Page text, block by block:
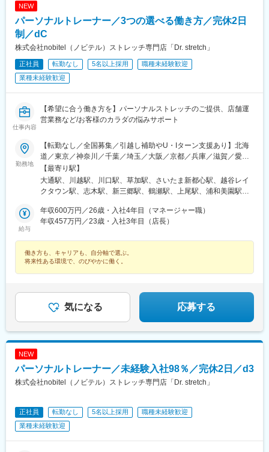
ク駅、肥後橋駅、千里中央駅(大阪モノレール)、桜ノ宮駅、岡本駅
(兵庫県)、甲子園駅、石屋川駅、祇園駅(福岡県)、天神南駅、朝倉
街道駅、平和通駅、元田中駅、奥沢駅、松原駅(東京都)、西太子堂
駅、代官山駅、池ノ上駅、新丸子駅、花隈駅、芦花公園駅、元町
駅(兵庫県)、神戸三宮駅(阪神)、ハーバーランド駅、上野広小路
駅、京王八王子駅、姫路駅、勝どき駅、八丁堀駅(広島県)、岡山駅
前駅、岩本町駅、皆実町六丁目駅、春日駅(東京都)、倉敷市駅、豊
神楽坂駅、蓮沼駅、小川町駅(東京都)、有明駅(東京都)、銀座一丁
目駅、神谷町駅、新宿駅、大崎駅、巣鴨新田駅、高津駅(神奈川
烏丸駅、天王寺駅、大阪城北詰駅、大江橋駅、松屋町駅、住吉駅
(兵庫県・阪神線)、櫛田神社前駅、旦過駅、東北沢駅、神戸三宮駅
(阪急・神戸高速)、三宮駅(神戸新交通)、高速神戸駅、上野御徒町
駅、胡町駅、西川緑道公園駅、末広町駅(東京都)、御幸橋駅、水道
橋駅、豊島園駅(西武線)、高須神社駅
駅、黒田駅(愛知県)、りんくう常滑駅、港区役所駅、安城駅、稲沢
駅、豊橋駅、南大高駅、八幡駅(愛知県)、荒子川公園駅、六名駅、
瀬田駅(滋賀県)、東寺駅、京都河原町駅、北大路駅、西院駅(阪急
線)、高の原駅、大阪難波駅、西梅田駅、大阪上本町駅、樟葉駅、
近鉄日本橋駅、十三駅、なんば駅(南海線)、近鉄八尾駅、大阪阿部
野橋駅、東梅田駅、なんば駅(地下鉄)、横堤駅、大日駅、心斎橋
駅、北花田駅、大阪梅田駅(阪急線)、大阪梅田駅(阪神線)、河内天
美駅、京橋駅(大阪府)、天満橋駅、阿倍野駅(地下鉄)、淀屋橋駅、
森ノ宮駅、都島駅、摂津本山駅、仁川駅、鳴尾・武庫川女子大前
駅、御影駅(兵庫県・阪神線)、尼崎駅(東海道本線)、西宮北口駅、
駅、小倉駅(福岡県)、鴨宮駅、忍ケ丘駅、茶山・京都芸術大学駅、
和泉中央駅、自由が丘駅、幡ケ谷駅、下高井戸駅、学芸大学駅、
三軒茶屋駅、中目黒駅、下北沢駅、武蔵小杉駅、みなと元町駅、
千歳烏山駅、旧居留地・大丸前駅、元住吉駅、三宮・花時計前
駅、神戸駅(兵庫県)、加古川駅、恵比寿駅、御徒町駅、八王子駅、
駅、後楽園駅、ひばりケ丘駅(東京都)、倉敷駅、道場南口駅、仙川
駅、上大岡駅、練馬駅、成田駅、七道駅、鳩ケ谷駅、東札幌駅、
都電雑司ケ谷駅、神泉駅、住吉駅(東京都)、亀戸水神駅、京橋駅
(東京都)、曙橋駅、鮫洲駅、府中競馬正門前駅、牛込神楽坂駅、京
急蒲田駅、新御茶ノ水駅、越中島駅、国際展示場駅、淡路町駅、
六本木一丁目駅、乃木坂駅、井の頭公園駅、銀座駅、西武新宿
駅、大崎広小路駅、二子新地駅、大森海岸駅、大塚駅前駅、溝の
口駅、新高島駅、桜木町駅、元町・中華街駅、下飯田駅、石上
駅、糸貫駅、近鉄名古屋駅、栄町駅(愛知県)、西高蔵駅、矢田駅
(愛知県)、木曽川駅、東海通駅、新豊橋駅、京都駅、祇園四条駅、
鞍馬口駅、北新地駅、谷町九丁目駅、日本橋駅(大阪府)、天王寺駅
ク駅、肥後橋駅、千里中央駅(大阪モノレール)、桜ノ宮駅、岡本駅
(兵庫県)、甲子園駅、石屋川駅、祇園駅(福岡県)、天神南駅、朝倉
街道駅、平和通駅、元田中駅、奥沢駅、松原駅(東京都)、西太子堂
駅(兵庫県)、神戸三宮駅(阪神)、ハーバーランド駅、上野広小路
駅、京王八王子駅、姫路駅、勝どき駅、八丁堀駅(広島県)、岡山駅
前駅、岩本町駅、皆実町六丁目駅、春日駅(東京都)、倉敷市駅、豊
NEW
パーソナルトレーナー／3つの選べる働き方／完休2日
制／dC
株式会社nobitel（ノビテル）ストレッチ専門店「Dr. stretch」
正社員 転勤なし 5名以上採用
職種未経験歓迎
業種未経験歓迎
仕事内容
【希望に合う働き方を】パーソナルストレッチのご提供、店舗運
営業務など/お客様のカラダの悩みサポート
勤務地
【転勤なし／全国募集／引越し補助やU・Iターン支援あり】北海
道／東京／神奈川／千葉／埼玉／大阪／京都／兵庫／滋賀／愛知
／岐阜／福岡／広島／岡山＜新店舗続々オープン＞愛知、東京、
埼玉、大阪など◎勤務地の希望考慮◎U・Iターン歓迎◎引っ越し
手当（上限35万円まで）※規定あり※以下店舗への配属の場合は、
由が丘・幡ヶ谷 ・下高井戸・学芸大学・三軒茶屋・中目黒・下北
沢・千歳烏山・恵比寿・BINO御徒町・八王子・月島・ヨドバシ
口・ひばりが丘パルコ・仙川・練馬└神奈川：武蔵小杉・元住
吉・上大岡京急└千葉：イオンモール成田└兵庫：神戸元町・三宮
トアロード・三宮・デュオこうべ・ニッケパークタウン加古川・
姫路・イオンモール神戸北└広島：広島本通・ゆめタウン広島└岡
【最寄り駅】
大通駅、川越駅、川口駅、草加駅、さいたま新都心駅、越谷レイ
クタウン駅、志木駅、新三郷駅、鶴瀬駅、上尾駅、浦和美園駅、
田馬場駅、吉祥寺駅、池袋駅、渋谷駅、錦糸町駅、亀戸駅、東京
駅、新宿駅(東京メトロ)、南大沢駅、宝町駅(東京都)、四谷三丁目
駅(東京都)、六本木駅、木場駅(東京都)、有楽町駅、新宿西口駅、
日本橋駅(東京都)、高円寺駅、町田駅、東中野駅、虎ノ門ヒルズ
学駅、相模大野駅、武蔵溝ノ口駅、戸塚駅、横浜駅、茅ケ崎駅、
みなとみらい駅、新百合ケ丘駅、平塚駅、橋本駅(神奈川県)、二俣
川駅、中央林間駅、石川町駅、ゆめが丘駅、藤沢駅、日吉駅(神奈
川県)、東戸塚駅、モレラ岐阜駅、美濃青柳駅、名鉄名古屋駅、名
古屋駅、栄駅(愛知県)、久屋大通駅、矢場町駅、国際センター駅、
駅、黒田駅(愛知県)、りんくう常滑駅、港区役所駅、安城駅、稲沢
駅、豊橋駅、南大高駅、八幡駅(愛知県)、荒子川公園駅、六名駅、
瀬田駅(滋賀県)、東寺駅、京都河原町駅、北大路駅、西院駅(阪急
近鉄日本橋駅、十三駅、なんば駅(南海線)、近鉄八尾駅、大阪阿部
野橋駅、東梅田駅、なんば駅(地下鉄)、横堤駅、大日駅、心斎橋
駅、北花田駅、大阪梅田駅(阪急線)、大阪梅田駅(阪神線)、河内天
美駅、京橋駅(大阪府)、天満橋駅、阿倍野駅(地下鉄)、淀屋橋駅、
給与
年収600万円／26歳・入社4年目（マネージャー職）
年収457万円／23歳・入社3年目（店長）
働き方も、キャリアも、自分軸で選ぶ。
将来性ある環境で、のびやかに働く。
気になる 応募する
NEW
パーソナルトレーナー／未経験入社98％／完休2日／d3
株式会社nobitel（ノビテル）ストレッチ専門店「Dr. stretch」
正社員 転勤なし 5名以上採用
職種未経験歓迎
業種未経験歓迎